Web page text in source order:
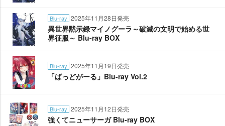
Blu-ray 2025年11月28日発売
異世界黙示録マイノグーラ～破滅の文明で始める世
界征服～ Blu-ray BOX
Blu-ray 2025年11月19日発売
「ばっどがーる」Blu-ray Vol.2
Blu-ray 2025年11月12日発売
強くてニューサーガ Blu-ray BOX